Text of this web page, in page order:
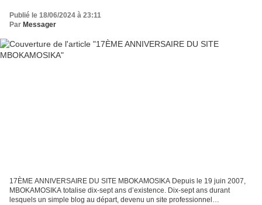
Publié le 18/06/2024 à 23:11
Par Messager
17ÈME ANNIVERSAIRE DU SITE MBOKAMOSIKA Depuis le 19 juin 2007,
MBOKAMOSIKA totalise dix-sept ans d’existence. Dix-sept ans durant
lesquels un simple blog au départ, devenu un site professionnel